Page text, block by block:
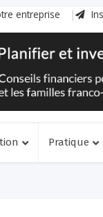
entreprise
Pratique